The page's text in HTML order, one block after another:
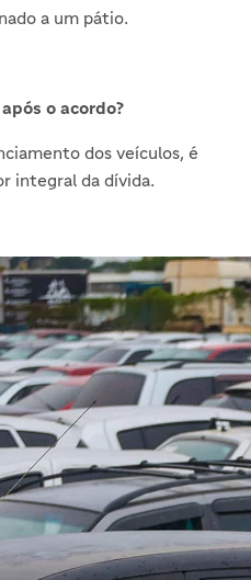
a um pátio.
o acordo?
dos veículos, é
integral da dívida.